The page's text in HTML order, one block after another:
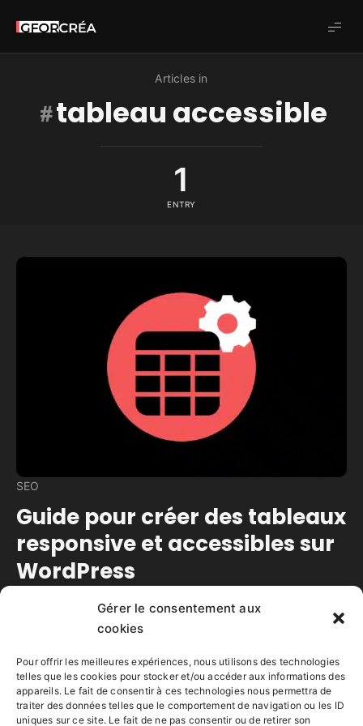
Gérer le consentement aux
cookies
Pour offrir les meilleures expériences, nous utilisons des technologies
telles que les cookies pour stocker et/ou accéder aux informations des
appareils. Le fait de consentir à ces technologies nous permettra de
traiter des données telles que le comportement de navigation ou les ID
uniques sur ce site. Le fait de ne pas consentir ou de retirer son
Studio
GforCréa
Articles in
tableau accessible
1
ENTRY
SEO
Guide pour créer des tableaux
responsive et accessibles sur
WordPress
Temps de lecture estimé :11 minutes
Créer des tableaux WordPress lisibles sur mobile
et accessibles : gain UX, SEO, conformité WCAG,
et confiance.
Lire la suite